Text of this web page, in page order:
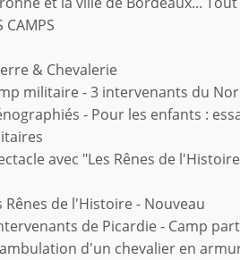
CAMPS
& Chevalerie
militaire - 3 intervenants du
- Pour les enfants :
avec "Les Rênes de
Rênes de l'Histoire - Nouveau
de Picardie - Camp
d'un chevalier en